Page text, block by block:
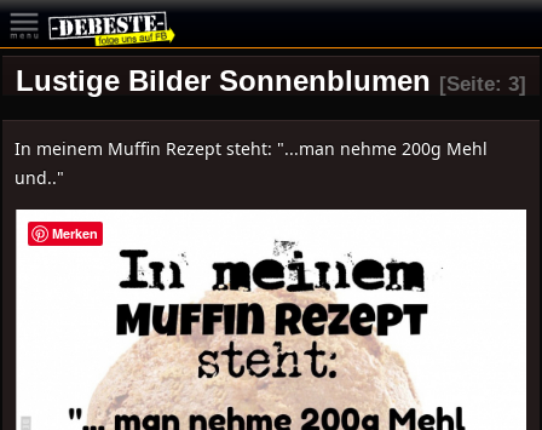
Lustige Bilder Sonnenblumen [Seite: 3]
In meinem Muffin Rezept steht: "...man nehme 200g Mehl
und.."
Merken